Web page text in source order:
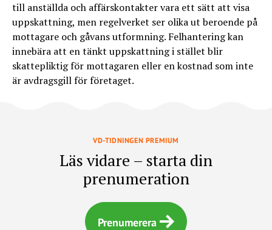
till anställda och affärskontakter vara ett sätt att visa
uppskattning, men regelverket ser olika ut beroende på
mottagare och gåvans utformning. Felhantering kan
innebära att en tänkt uppskattning i stället blir
skattepliktig för mottagaren eller en kostnad som inte
är avdragsgill för företaget.
VD-TIDNINGEN PREMIUM
Läs vidare – starta din
prenumeration
Prenumerera